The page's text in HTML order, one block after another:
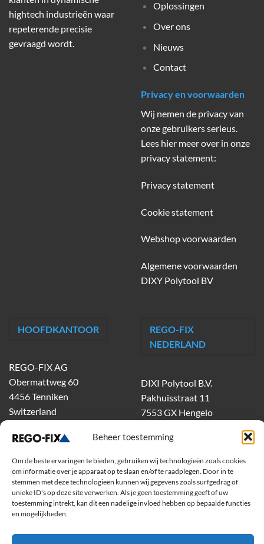
Beheer toestemming
Om de beste ervaringen te bieden, gebruiken wij technologieën zoals cookies
om informatie over je apparaat op te slaan en/of te raadplegen. Door in te
stemmen met deze technologieën kunnen wij gegevens zoals surfgedrag of
unieke ID's op deze site verwerken. Als je geen toestemming geeft of uw
toestemming intrekt, kan dit een nadelige invloed hebben op bepaalde functies
en mogelijkheden.
hightech industrieën waar
repeterende precisie
gevraagd wordt.
Oplossingen
Over ons
Nieuws
Contact
Privacy en voorwaarden
Wij nemen de privacy van
onze gebruikers serieus.
Lees hier meer over in onze
privacy statement:
Privacy statement
Cookie statement
Webshop voorwaarden
Algemene voorwaarden
DIXY Polytool BV
HOOFDKANTOOR
REGO-FIX AG
Obermattweg 60
4456 Tenniken
Switzerland
REGO-FIX
NEDERLAND
DIXI Polytool B.V.
Pakhuisstraat 11
7553 GX Hengelo
dixiholland@dixi.com
www.dixipolytool.com
Volg ons op Youtube
Volg ons op Linkedin